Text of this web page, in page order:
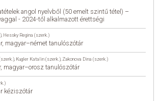
angol nyelvből (50 emelt szintű tétel) –
- 2024-től alkalmazott érettségi
Hessky Regina (szerk.)
magyar–német tanulószótár
Kugler Katalin (szerk.) Zakonova Dina (szerk.)
magyar–orosz tanulószótár
kéziszótár